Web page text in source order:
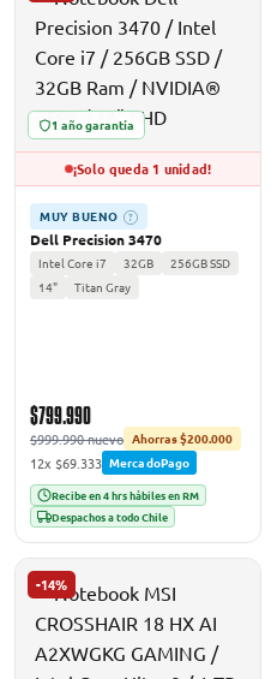
1 año garantía
¡Solo queda 1 unidad!
MUY BUENO ?
Dell Precision 3470
Intel Core i7 32GB
256GB SSD
14"
Titan Gray
$799.990
$999.990 nuevo Ahorras $200.000
12x $69.333 MercadoPago
Recibe en 4 hrs hábiles en RM
Despachos a todo Chile
-14%